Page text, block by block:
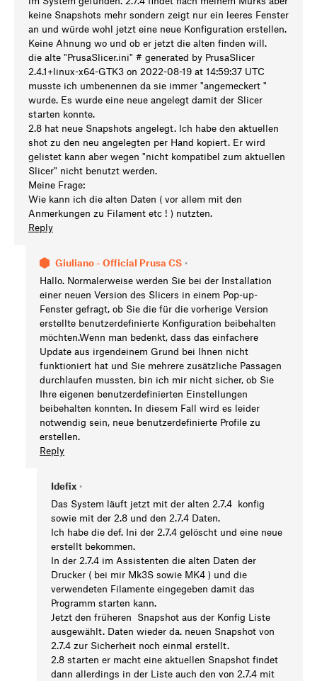
keine Snapshots mehr sondern zeigt nur ein leeres Fenster
an und würde wohl jetzt eine neue Konfiguration erstellen.
Keine Ahnung wo und ob er jetzt die alten finden will.
die alte "PrusaSlicer.ini" # generated by PrusaSlicer
2.4.1+linux-x64-GTK3 on 2022-08-19 at 14:59:37 UTC
musste ich umbenennen da sie immer "angemeckert "
wurde. Es wurde eine neue angelegt damit der Slicer
starten konnte.
2.8 hat neue Snapshots angelegt. Ich habe den aktuellen
shot zu den neu angelegten per Hand kopiert. Er wird
gelistet kann aber wegen "nicht kompatibel zum aktuellen
Slicer" nicht benutzt werden.
Meine Frage:
Wie kann ich die alten Daten ( vor allem mit den
Anmerkungen zu Filament etc ! ) nutzten.
Reply
Giuliano - Official Prusa CS •
Hallo. Normalerweise werden Sie bei der Installation
einer neuen Version des Slicers in einem Pop-up-
Fenster gefragt, ob Sie die für die vorherige Version
erstellte benutzerdefinierte Konfiguration beibehalten
möchten.Wenn man bedenkt, dass das einfachere
Update aus irgendeinem Grund bei Ihnen nicht
funktioniert hat und Sie mehrere zusätzliche Passagen
durchlaufen mussten, bin ich mir nicht sicher, ob Sie
Ihre eigenen benutzerdefinierten Einstellungen
beibehalten konnten. In diesem Fall wird es leider
notwendig sein, neue benutzerdefinierte Profile zu
erstellen.
Reply
Idefix •
Das System läuft jetzt mit der alten 2.7.4 konfig
sowie mit der 2.8 und den 2.7.4 Daten.
Ich habe die def. Ini der 2.7.4 gelöscht und eine neue
erstellt bekommen.
In der 2.7.4 im Assistenten die alten Daten der
Drucker ( bei mir Mk3S sowie MK4 ) und die
verwendeten Filamente eingegeben damit das
Programm starten kann.
Jetzt den früheren Snapshot aus der Konfig Liste
ausgewählt. Daten wieder da. neuen Snapshot von
2.7.4 zur Sicherheit noch einmal erstellt.
2.8 starten er macht eine aktuellen Snapshot findet
dann allerdings in der Liste auch den von 2.7.4 mit